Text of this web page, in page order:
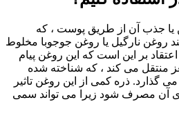
یا جذب آن از طریق پوست ، که
روغن نارگیل یا روغن جوجوبا مخلوط
بر این است که این روغن پیام
منتقل می کند ، که شناخته شده
گذارد. ذره کمی از این روغن تاثیر
آن مصرف شود زیرا می تواند سمی